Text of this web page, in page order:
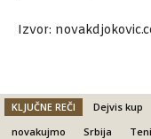
Izvor:
KLJUČNE REČI Dejvis kup
novakujmo
Srbija